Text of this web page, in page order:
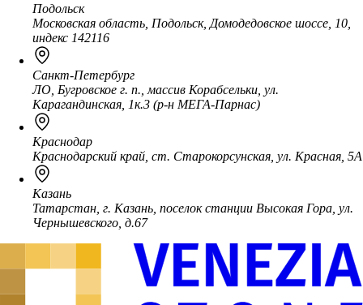
Подольск
Московская область, Подольск, Домодедовское шоссе, 10,
индекс 142116
Санкт-Петербург
ЛО, Бугровское г. п., массив Корабсельки, ул.
Карагандинская, 1к.3 (р-н МЕГА-Парнас)
Краснодар
Краснодарский край, ст. Старокорсунская, ул. Красная, 5А
Казань
Татарстан, г. Казань, поселок станции Высокая Гора, ул.
Чернышевского, д.67